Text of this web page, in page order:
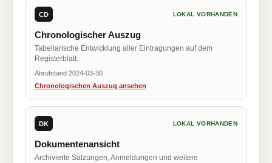
CD LOKAL VORHANDEN
Chronologischer Auszug
Tabellarische Entwicklung aller Eintragungen auf dem
Registerblatt.
Abrufstand 2024-03-30
Chronologischen Auszug ansehen
DK LOKAL VORHANDEN
Dokumentenansicht
Archivierte Satzungen, Anmeldungen und weitere